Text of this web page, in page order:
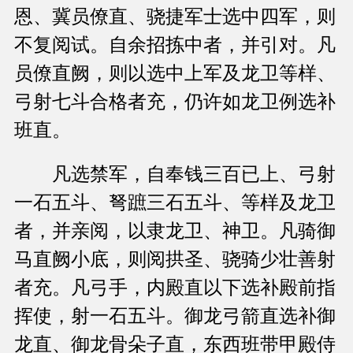
恩、冀员僚直、骁捷军士选中四军，则
不复阅试。自余招拣中者，并引对。凡
员僚直阙，则以选中上军及龙卫等样、
弓射七斗合格者充，仍许如龙卫例选补
班直。
凡选禁军，自奉钱三百已上、弓射
一石五斗、弩蹠三石五斗、等样及龙卫
者，并亲阅，以隶龙卫、神卫。凡骑御
马直阙小底，则阅拱圣、骁骑少壮善射
者充。凡弓手，内殿直以下选补殿前指
挥使，射一石五斗。御龙弓箭直选补御
龙直、御龙骨朵子直，东西班带甲殿侍